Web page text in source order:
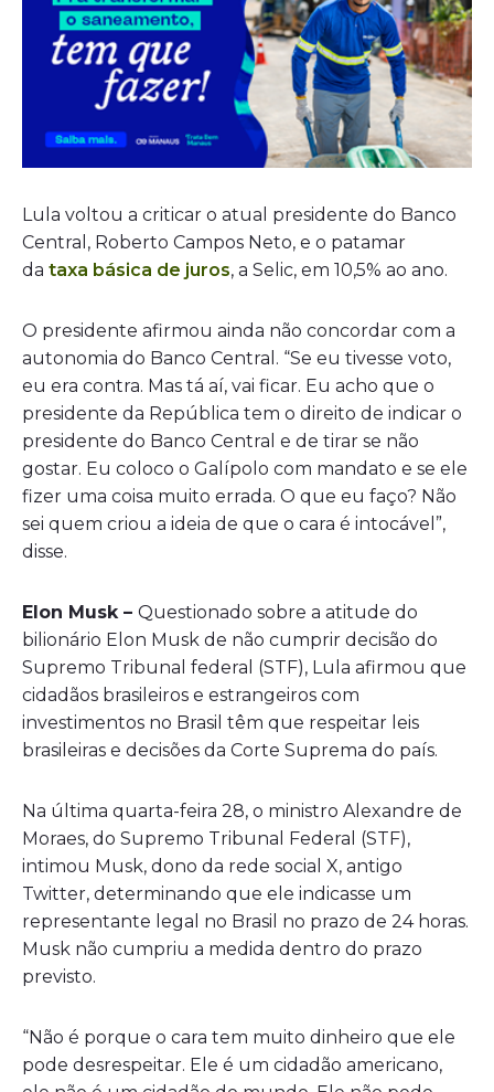
Lula voltou a criticar o atual presidente do Banco
Central, Roberto Campos Neto, e o patamar
da taxa básica de juros, a Selic, em 10,5% ao ano.
O presidente afirmou ainda não concordar com a
autonomia do Banco Central. “Se eu tivesse voto,
eu era contra. Mas tá aí, vai ficar. Eu acho que o
presidente da República tem o direito de indicar o
presidente do Banco Central e de tirar se não
gostar. Eu coloco o Galípolo com mandato e se ele
fizer uma coisa muito errada. O que eu faço? Não
sei quem criou a ideia de que o cara é intocável”,
disse.
Elon Musk – Questionado sobre a atitude do
bilionário Elon Musk de não cumprir decisão do
Supremo Tribunal federal (STF), Lula afirmou que
cidadãos brasileiros e estrangeiros com
investimentos no Brasil têm que respeitar leis
brasileiras e decisões da Corte Suprema do país.
Na última quarta-feira 28, o ministro Alexandre de
Moraes, do Supremo Tribunal Federal (STF),
intimou Musk, dono da rede social X, antigo
Twitter, determinando que ele indicasse um
representante legal no Brasil no prazo de 24 horas.
Musk não cumpriu a medida dentro do prazo
previsto.
“Não é porque o cara tem muito dinheiro que ele
pode desrespeitar. Ele é um cidadão americano,